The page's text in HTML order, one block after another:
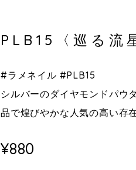
PLB15〈巡る流
#ラメネイル #PLB15
シルバーのダイヤモンドパウ
品で煌びやかな人気の高い存
¥880